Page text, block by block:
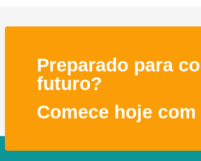
Preparado para
futuro?
Comece hoje